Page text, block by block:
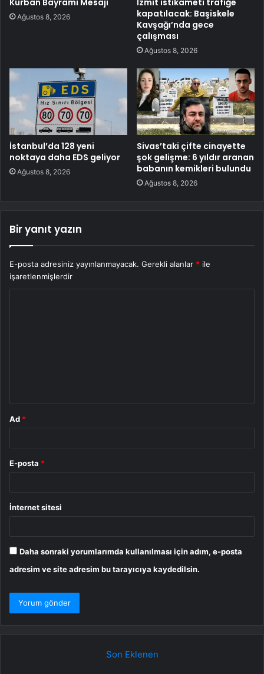
Ağustos 8, 2026
kapatılacak: Başiskele
Kavşağı’nda gece
çalışması
Ağustos 8, 2026
İstanbul’da 128 yeni
noktaya daha EDS geliyor
Ağustos 8, 2026
Sivas’taki çifte cinayette
şok gelişme: 6 yıldır aranan
babanın kemikleri bulundu
Ağustos 8, 2026
Bir yanıt yazın
E-posta adresiniz yayınlanmayacak. Gerekli alanlar * ile
işaretlenmişlerdir
Ad *
E-posta *
İnternet sitesi
Daha sonraki yorumlarımda kullanılması için adım, e-posta
adresim ve site adresim bu tarayıcıya kaydedilsin.
Son Eklenen